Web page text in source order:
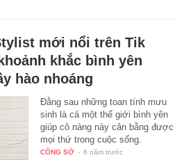
mới nổi trên Tik
khắc bình yên
hào nhoáng
Đằng sau những toan tính mưu
sinh là cả một thế giới bình yên
giúp cô nàng này cân bằng được
mọi thứ trong cuộc sống.
CÔNG SỞ - 6 năm trước